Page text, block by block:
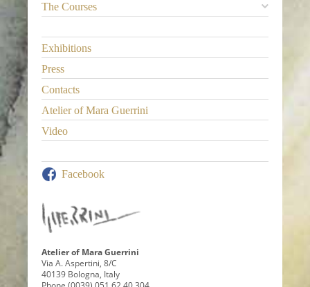
The Courses
Exhibitions
Press
Contacts
Atelier of Mara Guerrini
Video
Facebook
Atelier of Mara Guerrini
Via A. Aspertini, 8/C
40139 Bologna, Italy